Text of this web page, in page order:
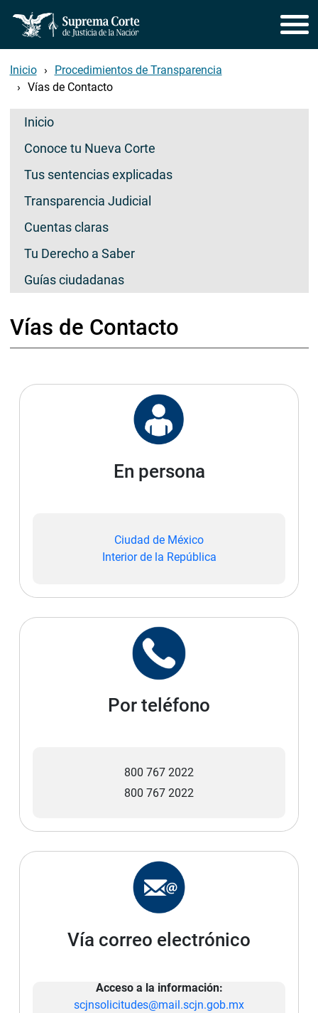
Inicio
Procedimientos de Transparencia
Vías de Contacto
Secciones de Transparencia
Inicio
Conoce tu Nueva Corte
Tus sentencias explicadas
Transparencia Judicial
Cuentas claras
Tu Derecho a Saber
Guías ciudadanas
Vías de Contacto
En persona
Ciudad de México
Interior de la República
Por teléfono
800 767 2022
800 767 2022
Vía correo electrónico
Acceso a la información:
scjnsolicitudes@mail.scjn.gob.mx